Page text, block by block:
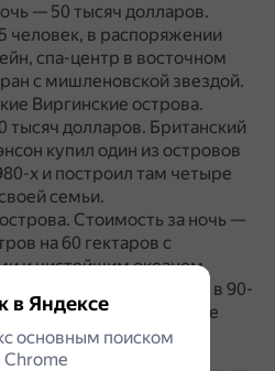
— 50 тысяч долларов.
человек, в распоряжении
спа-центр в восточном
с мишленовской звездой.
Виргинские острова.
тысяч долларов. Британский
купил один из островов
х и построил там четыре
семьи.
Стоимость за ночь —
на 60 гектаров с
и чистейшим океаном.
Дж. Мелк купил его в 90-
четыре великолепные
всё для 24 отдыхающих.
в Яндексе
основным поиском
Сhrome